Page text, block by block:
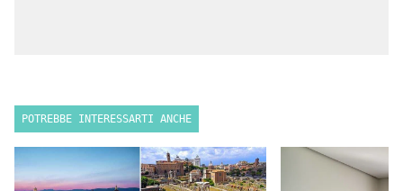
POTREBBE INTERESSARTI ANCHE